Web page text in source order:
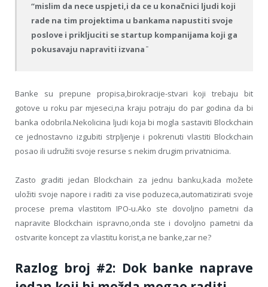
“mislim da nece uspjeti,i da ce u konačnici ljudi koji
rade na tim projektima u bankama napustiti svoje
poslove i prikljuciti se startup kompanijama koji ga
pokusavaju napraviti izvana¨
Banke su prepune propisa,birokracije-stvari koji trebaju bit
gotove u roku par mjeseci,na kraju potraju do par godina da bi
banka odobrila.Nekolicina ljudi koja bi mogla sastaviti Blockchain
ce jednostavno izgubiti strpljenje i pokrenuti vlastiti Blockchain
posao ili udružiti svoje resurse s nekim drugim privatnicima.
Zasto graditi jedan Blockchain za jednu banku,kada možete
uložiti svoje napore i raditi za vise poduzeca,automatizirati svoje
procese prema vlastitom IPO-u.Ako ste dovoljno pametni da
napravite Blockchain ispravno,onda ste i dovoljno pametni da
ostvarite koncept za vlastitu korist,a ne banke,zar ne?
Razlog broj #2: Dok banke naprave